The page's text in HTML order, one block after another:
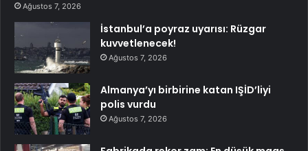
Ağustos 7, 2026
İstanbul’a poyraz uyarısı: Rüzgar
kuvvetlenecek!
Ağustos 7, 2026
Almanya’yı birbirine katan IŞİD’liyi
polis vurdu
Ağustos 7, 2026